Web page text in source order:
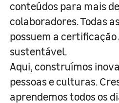
conteúdos para mais
colaboradores. Todas
possuem a certificação
sustentável.
Aqui, construímos
pessoas e culturas.
aprendemos todos os